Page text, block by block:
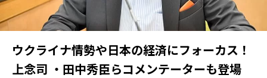
ウクライナ情勢や日本の経済にフォーカス！
上念司 ・田中秀臣らコメンテーターも登場